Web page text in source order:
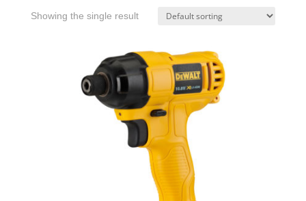
Showing the single result